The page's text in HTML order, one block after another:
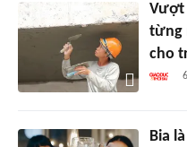
Vượt
từng
cho
Bia